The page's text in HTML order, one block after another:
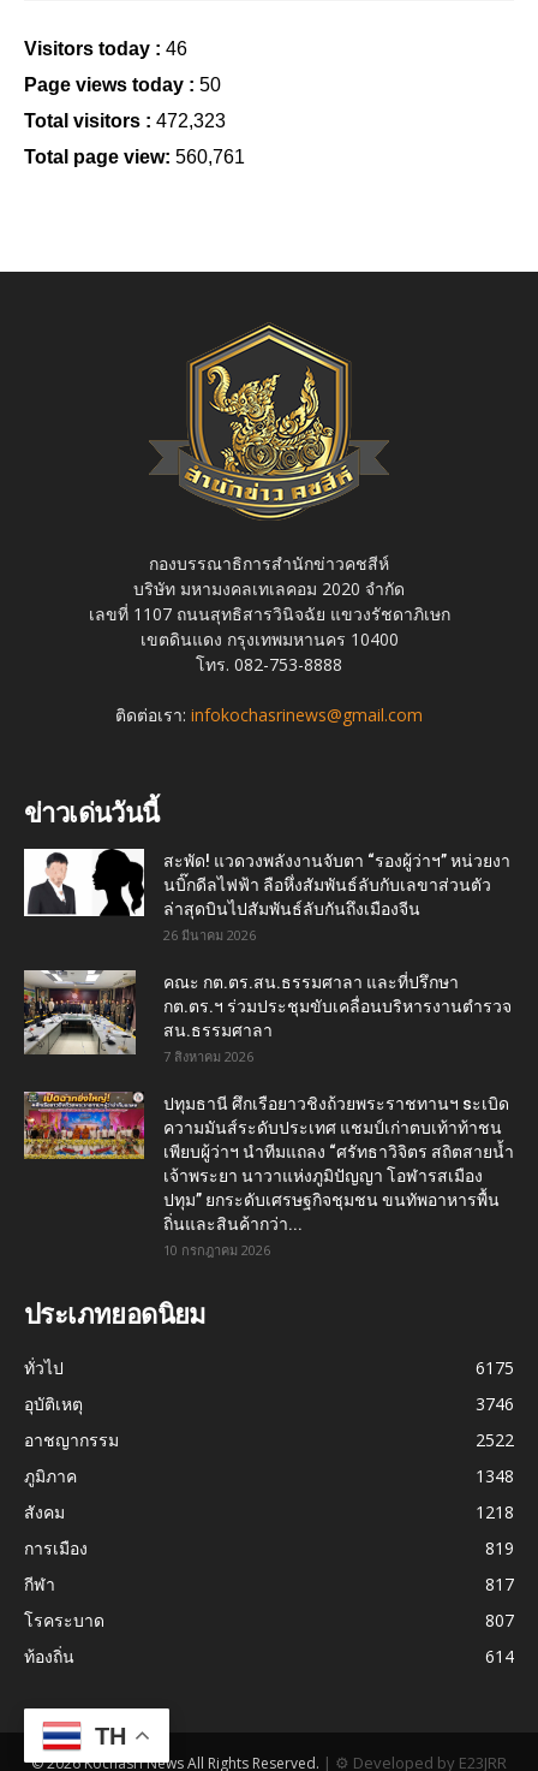
Visitors today : 46
Page views today : 50
Total visitors : 472,323
Total page view: 560,761
กองบรรณาธิการสำนักข่าวคชสีห์
บริษัท มหามงคลเทเลคอม 2020 จำกัด
เลขที่ 1107 ถนนสุทธิสารวินิจฉัย แขวงรัชดาภิเษก
เขตดินแดง กรุงเทพมหานคร 10400
โทร. 082-753-8888
ติดต่อเรา: infokochasrinews@gmail.com
ข่าวเด่นวันนี้
สะพัด! แวดวงพลังงานจับตา “รองผู้ว่าฯ” หน่วยงา
นบิ๊กดีลไฟฟ้า ลือหึ่งสัมพันธ์ลับกับเลขาส่วนตัว
ล่าสุดบินไปสัมพันธ์ลับกันถึงเมืองจีน
26 มีนาคม 2026
คณะ กต.ตร.สน.ธรรมศาลา และที่ปรึกษา
กต.ตร.ฯ ร่วมประชุมขับเคลื่อนบริหารงานตำรวจ
สน.ธรรมศาลา
7 สิงหาคม 2026
ปทุมธานี ศึกเรือยาวชิงถ้วยพระราชทานฯ sะเบิด
ความมันส์ระดับประเทศ แชมป์เก่าตบเท้าท้าชน
เพียบผู้ว่าฯ นำทีมแถลง “ศรัทธาวิจิตร สถิตสายน้ำ
เจ้าพระยา นาวาแห่งภูมิปัญญา โอฬารสเมือง
ปทุม” ยกระดับเศรษฐกิจชุมชน ขนทัพอาหารพื้น
ถิ่นและสินค้ากว่า...
10 กรกฎาคม 2026
ประเภทยอดนิยม
ทั่วไป
6175
อุบัติเหตุ
3746
อาชญากรรม
2522
ภูมิภาค
1348
สังคม
1218
การเมือง
819
กีฬา
817
โรคระบาด
807
ท้องถิ่น
614
© 2026 Kochasri News All Rights Reserved. | ⚙ Developed by E23JRR
TH